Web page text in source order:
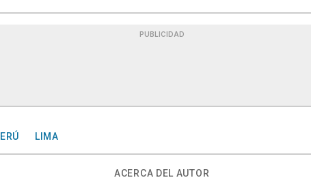
PUBLICIDAD
LIMA
ACERCA DEL AUTOR